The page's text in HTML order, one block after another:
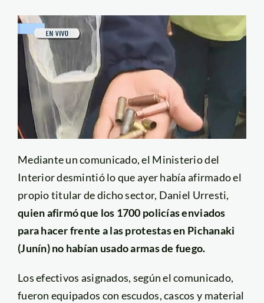
Mediante un comunicado, el Ministerio del
Interior desmintió lo que ayer había afirmado el
propio titular de dicho sector, Daniel Urresti,
quien afirmó que los 1700 policías enviados
para hacer frente a las protestas en Pichanaki
(Junín) no habían usado armas de fuego.
Los efectivos asignados, según el comunicado,
fueron equipados con escudos, cascos y material